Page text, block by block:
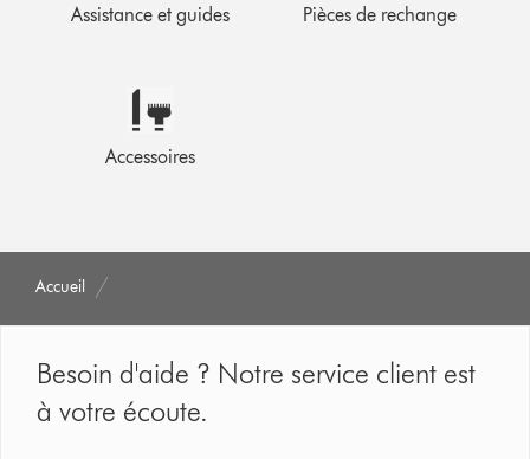
Assistance et guides Pièces de rechange
Accessoires
Accueil
Besoin d'aide ? Notre service client est
à votre écoute.